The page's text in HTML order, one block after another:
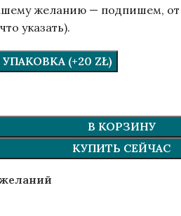
желанию — подпишем, от
указать).
(+20 ZŁ)
В КОРЗИНУ
КУПИТЬ СЕЙЧАС